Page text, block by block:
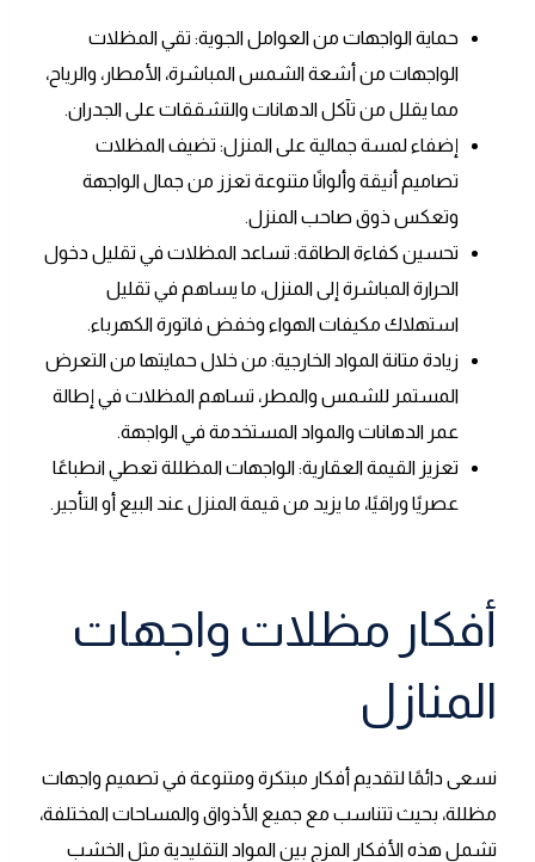
حماية الواجهات من العوامل الجوية: تقي المظلات
الواجهات من أشعة الشمس المباشرة، الأمطار، والرياح،
مما يقلل من تآكل الدهانات والتشققات على الجدران.
إضفاء لمسة جمالية على المنزل: تضيف المظلات
تصاميم أنيقة وألوانًا متنوعة تعزز من جمال الواجهة
وتعكس ذوق صاحب المنزل.
تحسين كفاءة الطاقة: تساعد المظلات في تقليل دخول
الحرارة المباشرة إلى المنزل، ما يساهم في تقليل
استهلاك مكيفات الهواء وخفض فاتورة الكهرباء.
زيادة متانة المواد الخارجية: من خلال حمايتها من التعرض
المستمر للشمس والمطر، تساهم المظلات في إطالة
عمر الدهانات والمواد المستخدمة في الواجهة.
تعزيز القيمة العقارية: الواجهات المظللة تعطي انطباعًا
عصريًا وراقيًا، ما يزيد من قيمة المنزل عند البيع أو التأجير.
أفكار مظلات واجهات
المنازل
نسعى دائمًا لتقديم أفكار مبتكرة ومتنوعة في تصميم واجهات
مظللة، بحيث تتناسب مع جميع الأذواق والمساحات المختلفة،
تشمل هذه الأفكار المزج بين المواد التقليدية مثل الخشب